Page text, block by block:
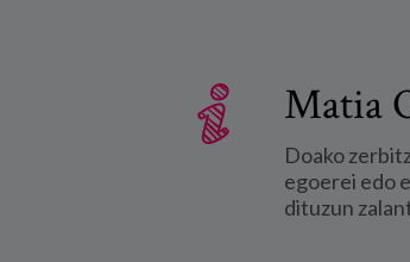
Matia
Doako
egoerei edo
dituzun